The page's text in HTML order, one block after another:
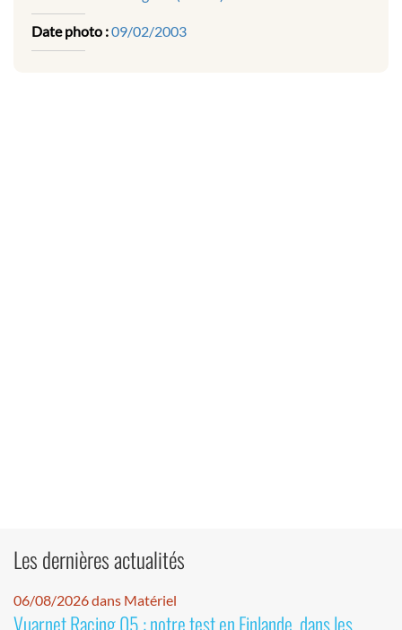
Date photo :09/02/2003
Les dernières actualités
06/08/2026 dans Matériel
Vuarnet Racing 05 : notre test en Finlande, dans les